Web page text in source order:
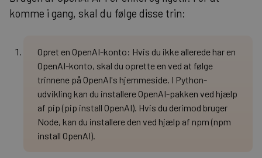
komme i gang, skal du følge disse trin:
Opret en OpenAI-konto: Hvis du ikke allerede har en
OpenAI-konto, skal du oprette en ved at følge
trinnene på OpenAI's hjemmeside. I Python-
udvikling kan du installere OpenAI-pakken ved hjælp
af pip (pip install OpenAI). Hvis du derimod bruger
Node, kan du installere den ved hjælp af npm (npm
install OpenAI).